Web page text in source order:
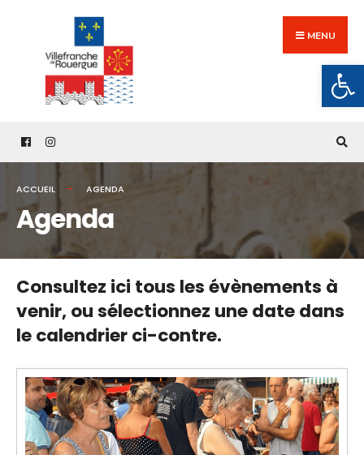
content
MENU
ACCUEIL AGENDA
Agenda
Consultez ici tous les évènements à
venir,ou sélectionnez une date dans
le calendrier ci-contre.